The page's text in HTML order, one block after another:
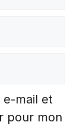
e-mail et
pour mon